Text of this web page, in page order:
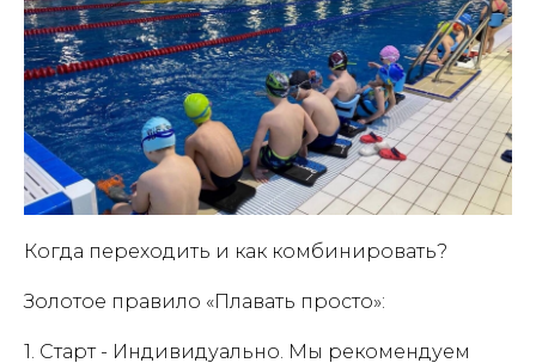
Когда переходить и как комбинировать?
Золотое правило «Плавать просто»:
1. Старт - Индивидуально. Мы рекомендуем